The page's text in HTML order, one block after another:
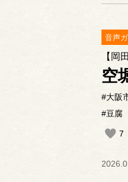
音声
【岡
空
#大阪
#豆腐
7